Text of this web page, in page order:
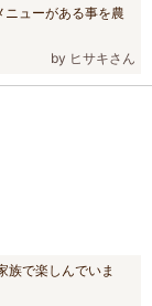
ューがある事を農
by ヒサキさん
族で楽しんでいま